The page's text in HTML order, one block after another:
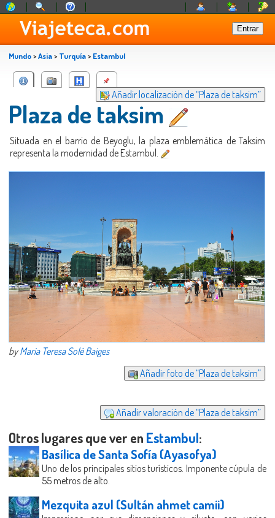
Mundo>Asia> Turquía> Estambul
Añadir localización de “Plaza de taksim”
Plaza de taksim
Situada en el barrio de Beyoglu, la plaza emblemática de Taksim
representa la modernidad de Estambul.
byMaria Teresa Solé Baiges
Añadir foto de “Plaza de taksim”
Añadir valoración de “Plaza de taksim”
Otros lugares que ver en Estambul:
Basílica de Santa Sofía (Ayasofya)
Uno de los principales sitios turísticos. Imponente cúpula de
55 metros de alto.
Mezquita azul (Sultán ahmet camii)